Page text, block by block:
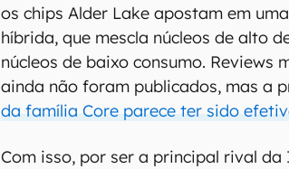
os chips Alder Lake apostam em
híbrida, que mescla núcleos de alto
núcleos de baixo consumo. Reviews
ainda não foram publicados, mas a
da família Core parece ter sido
Com isso, por ser a principal rival